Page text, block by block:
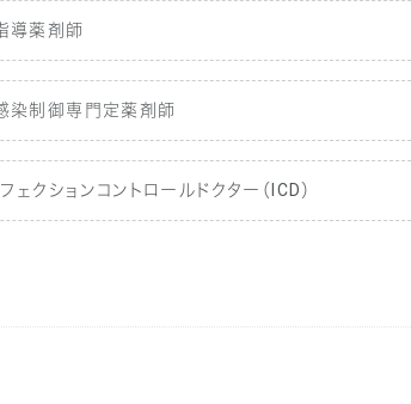
導薬剤師
染制御専門定薬剤師
クションコントロールドクター（ICD）